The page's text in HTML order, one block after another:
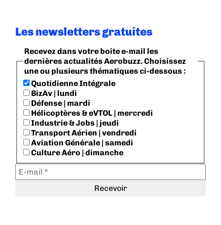
Les newsletters gratuites
Recevez dans votre boite e-mail les
dernières actualités Aerobuzz. Choisissez
une ou plusieurs thématiques ci-dessous :
Quotidienne Intégrale
BizAv | lundi
Défense | mardi
Hélicoptères & eVTOL | mercredi
Industrie & Jobs | jeudi
Transport Aérien | vendredi
Aviation Générale | samedi
Culture Aéro | dimanche